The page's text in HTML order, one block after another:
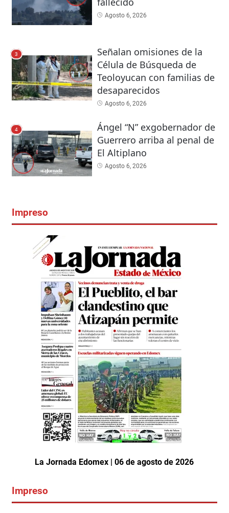
Agosto 6, 2026
3
Señalan omisiones de la
Célula de Búsqueda de
Teoloyucan con familias de
desaparecidos
Agosto 6, 2026
4
Ángel “N” exgobernador de
Guerrero arriba al penal de
El Altiplano
Agosto 6, 2026
Impreso
La Jornada Edomex | 06 de agosto de 2026
Impreso